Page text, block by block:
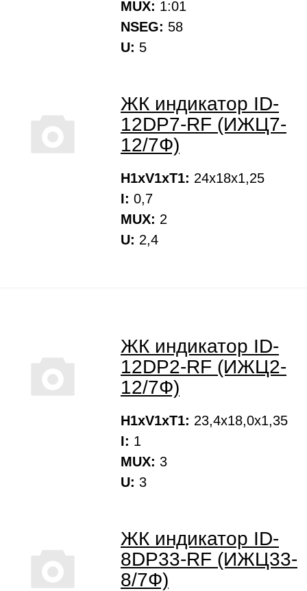
MUX: 1:01
NSEG: 58
U: 5
ЖК индикатор ID-
12DP7-RF (ИЖЦ7-
12/7Ф)
H1xV1xT1: 24х18х1,25
I: 0,7
MUX: 2
U: 2,4
ЖК индикатор ID-
12DP2-RF (ИЖЦ2-
12/7Ф)
H1xV1xT1: 23,4х18,0х1,35
I: 1
MUX: 3
U: 3
ЖК индикатор ID-
8DP33-RF (ИЖЦ33-
8/7Ф)